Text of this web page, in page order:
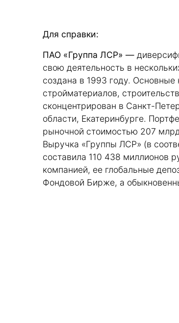
Для справки:
ПАО «Группа ЛСР» —
свою деятельность в
создана в 1993 году.
стройматериалов,
сконцентрирован в Санкт-
области, Екатеринбурге.
рыночной стоимостью 207
Выручка «Группы ЛСР» (в
составила 110 438 миллионов
компанией, ее глобальные
Фондовой Бирже, а